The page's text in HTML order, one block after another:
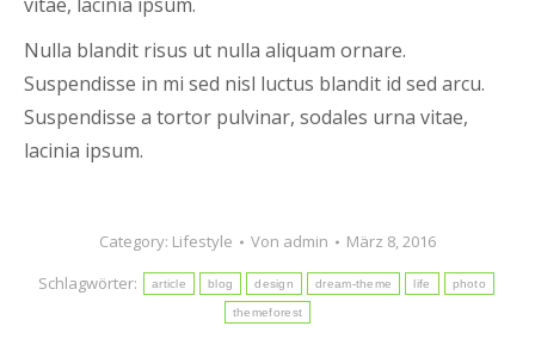
Nulla blandit risus ut nulla aliquam ornare.
Suspendisse in mi sed nisl luctus blandit id sed arcu.
Suspendisse a tortor pulvinar, sodales urna vitae,
lacinia ipsum.
Category: Lifestyle Von admin
März 8, 2016
Schlagwörter:
article blog design dream-theme life photo
themeforest